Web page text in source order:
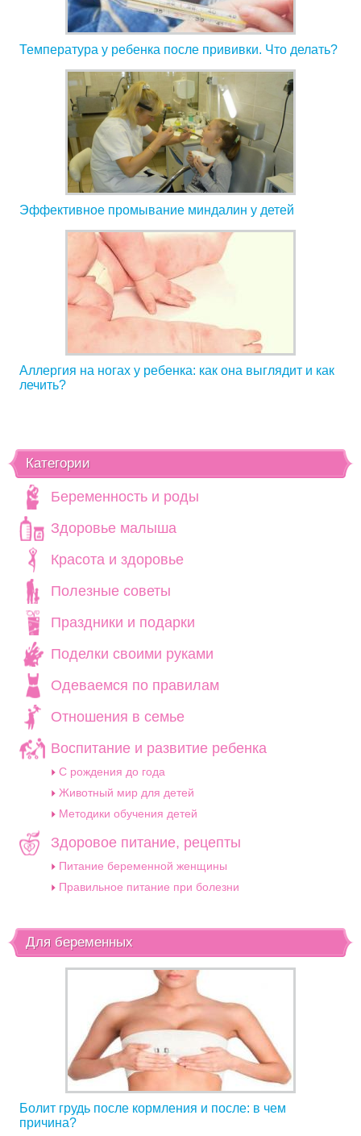
Температура у ребенка после прививки. Что делать?
Эффективное промывание миндалин у детей
Аллергия на ногах у ребенка: как она выглядит и как
лечить?
Категории
Беременность и роды
Здоровье малыша
Красота и здоровье
Полезные советы
Праздники и подарки
Поделки своими руками
Одеваемся по правилам
Отношения в семье
Воспитание и развитие ребенка
C рождения до года
Животный мир для детей
Методики обучения детей
Здоровое питание, рецепты
Питание беременной женщины
Правильное питание при болезни
Для беременных
Болит грудь после кормления и после: в чем
причина?